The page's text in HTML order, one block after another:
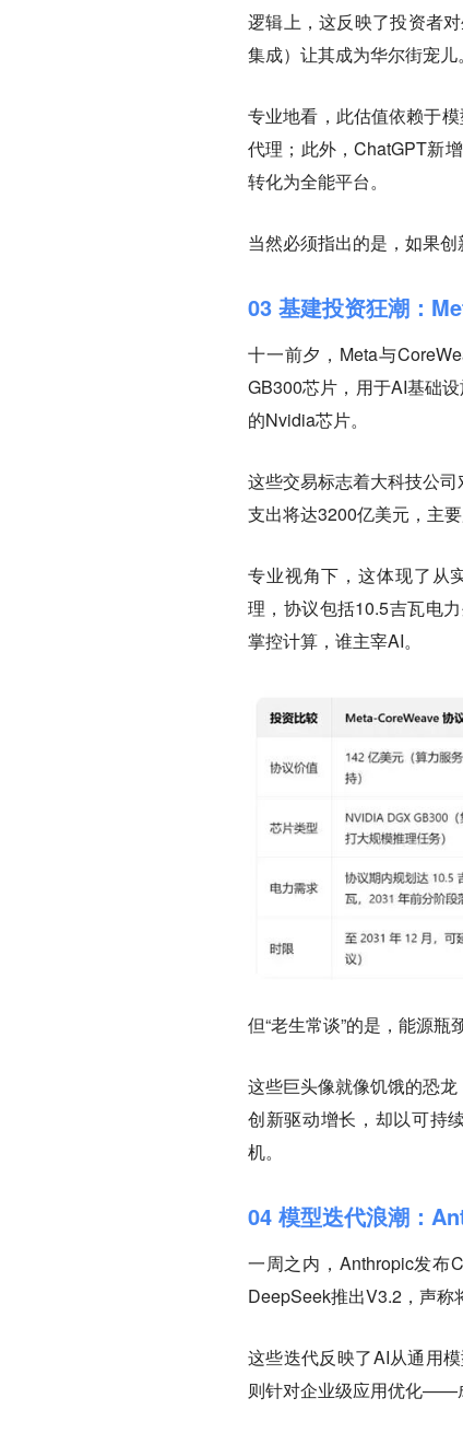
逻辑上，这反映了投资者
集成）让其成为华尔街宠儿。
专业地看，此估值依赖于
代理；此外，ChatGPT新
转化为全能平台。
当然必须指出的是，如果
03 基建投资狂潮：
十一前夕，Meta与
GB300芯片，用于AI基础
的Nvidia芯片。
这些交易标志着大科技公
支出将达3200亿美元，主要
专业视角下，这体现了从
理，协议包括10.5吉瓦电
掌控计算，谁主宰AI。
但“老生常谈”的是，能源瓶
这些巨头像就像饥饿的恐龙
创新驱动增长，却以可持
机。
04 模型迭代浪潮：
一周之内，Anthropic发布
DeepSeek推出V3.2，声称
这些迭代反映了AI从通用
则针对企业级应用优化——